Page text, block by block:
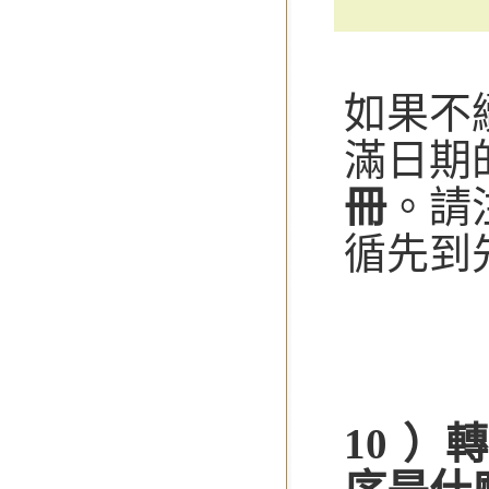
如果不
滿日期
冊。請
循先到
10 ）